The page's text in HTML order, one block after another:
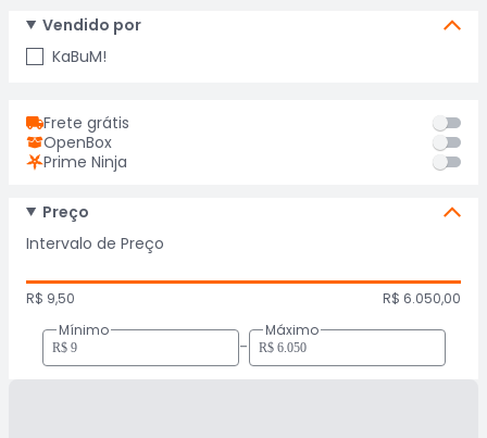
Ativar tradutor em libras
Vendido por
KaBuM!
Frete grátis
OpenBox
Prime Ninja
Preço
Intervalo de Preço
R$ 9,50
R$ 6.050,00
Mínimo
-
Máximo